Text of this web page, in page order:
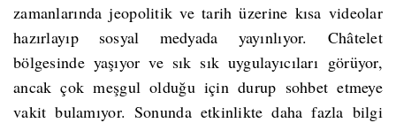
zamanlarında jeopolitik ve tarih üzerine kısa videolar
hazırlayıp sosyal medyada yayınlıyor. Châtelet
bölgesinde yaşıyor ve sık sık uygulayıcıları görüyor,
ancak çok meşgul olduğu için durup sohbet etmeye
vakit bulamıyor. Sonunda etkinlikte daha fazla bilgi